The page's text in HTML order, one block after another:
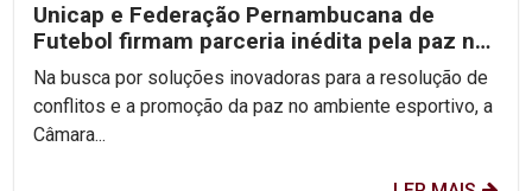
Unicap e Federação Pernambucana de
Futebol firmam parceria inédita pela paz no
esporte
Na busca por soluções inovadoras para a resolução de
conflitos e a promoção da paz no ambiente esportivo, a
Câmara...